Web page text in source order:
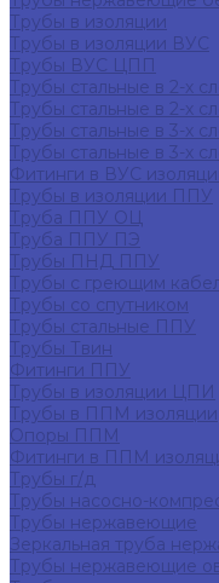
Трубы в изоляции
Трубы в изоляции ВУС
Трубы ВУС ЦПП
Трубы стальные в 2-х
Трубы стальные в 2-х
Трубы стальные в 3-х
Трубы стальные в 3-х
Фитинги в ВУС
Трубы в изоляции ППУ
Труба ППУ ОЦ
Труба ППУ ПЭ
Трубы ПНД ППУ
Трубы с греющим
Трубы со спутником
Трубы стальные ППУ
Трубы Твин
Фитинги ППУ
Трубы в изоляции ЦПИ
Трубы в ППМ изоляции
Опоры ППМ
Фитинги в ППМ
Трубы г/д
Трубы насосно-
Трубы нержавеющие
Зеркальная труба
Трубы нержавеющие